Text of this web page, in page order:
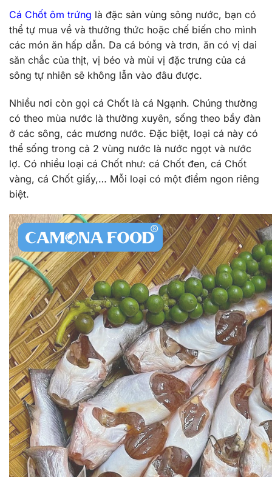
Cá Chốt ôm trứng là đặc sản vùng sông nước, bạn có
thể tự mua về và thưởng thức hoặc chế biến cho mình
các món ăn hấp dẫn. Da cá bóng và trơn, ăn có vị dai
săn chắc của thịt, vị béo và mùi vị đặc trưng của cá
sông tự nhiên sẽ không lẫn vào đâu được.
Nhiều nơi còn gọi cá Chốt là cá Ngạnh. Chúng thường
có theo mùa nước là thường xuyên, sống theo bầy đàn
ở các sông, các mương nước. Đặc biệt, loại cá này có
thể sống trong cả 2 vùng nước là nước ngọt và nước
lợ. Có nhiều loại cá Chốt như: cá Chốt đen, cá Chốt
vàng, cá Chốt giấy,… Mỗi loại có một điểm ngon riêng
biệt.